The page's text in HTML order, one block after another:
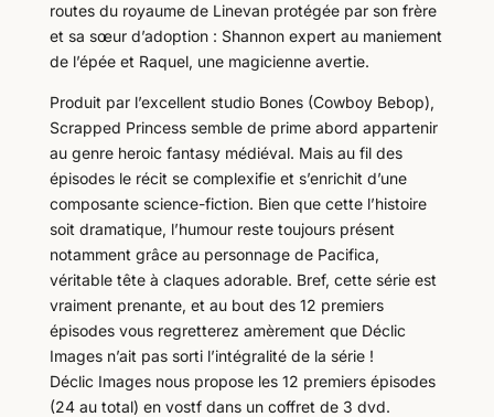
routes du royaume de Linevan protégée par son frère
et sa sœur d’adoption : Shannon expert au maniement
de l’épée et Raquel, une magicienne avertie.
Produit par l’excellent studio Bones (Cowboy Bebop),
Scrapped Princess semble de prime abord appartenir
au genre heroic fantasy médiéval. Mais au fil des
épisodes le récit se complexifie et s’enrichit d’une
composante science-fiction. Bien que cette l’histoire
soit dramatique, l’humour reste toujours présent
notamment grâce au personnage de Pacifica,
véritable tête à claques adorable. Bref, cette série est
vraiment prenante, et au bout des 12 premiers
épisodes vous regretterez amèrement que Déclic
Images n’ait pas sorti l’intégralité de la série !
Déclic Images nous propose les 12 premiers épisodes
(24 au total) en vostf dans un coffret de 3 dvd.